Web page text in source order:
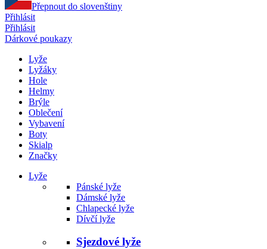
Přepnout do slovenštiny
Přihlásit
Přihlásit
Dárkové poukazy
Lyže
Lyžáky
Hole
Helmy
Brýle
Oblečení
Vybavení
Boty
Skialp
Značky
Lyže
Pánské lyže
Dámské lyže
Chlapecké lyže
Dívčí lyže
Sjezdové lyže